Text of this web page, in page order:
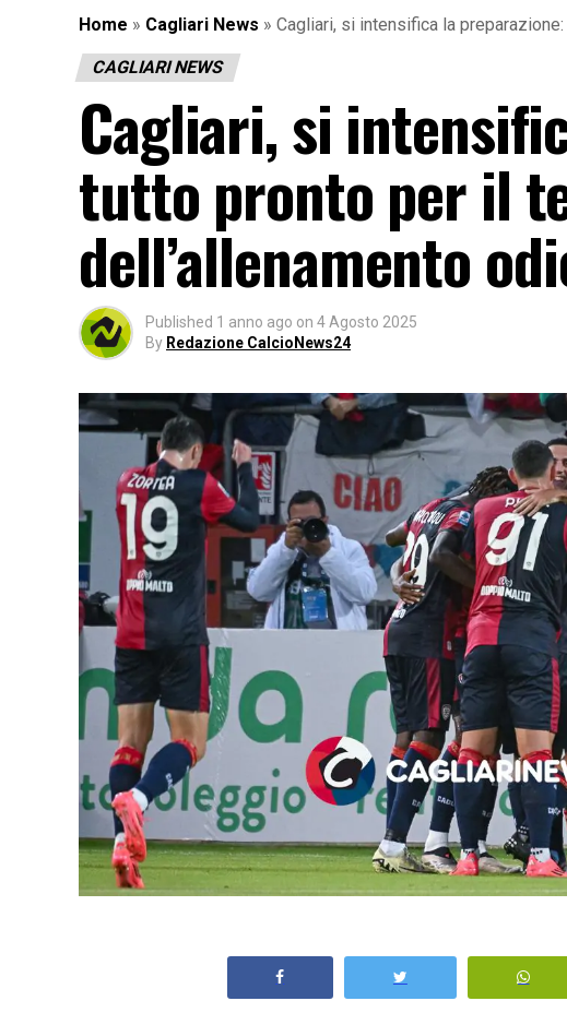
Home » Cagliari News » Cagliari, si intensifica la
CAGLIARI NEWS
Cagliari, si
tutto pronto per il
dell’allenamento
Published 1 anno ago on 4 Agosto 2025
By Redazione CalcioNews24